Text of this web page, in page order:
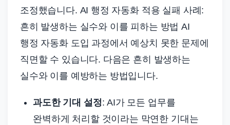
조정했습니다. AI 행정 자동화 적용 실패 사례:
흔히 발생하는 실수와 이를 피하는 방법 AI
행정 자동화 도입 과정에서 예상치 못한 문제에
직면할 수 있습니다. 다음은 흔히 발생하는
실수와 이를 예방하는 방법입니다.
과도한 기대 설정: AI가 모든 업무를
완벽하게 처리할 것이라는 막연한 기대는